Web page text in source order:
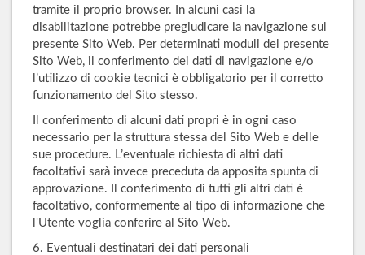
tramite il proprio browser. In alcuni casi la
disabilitazione potrebbe pregiudicare la navigazione sul
presente Sito Web. Per determinati moduli del presente
Sito Web, il conferimento dei dati di navigazione e/o
l’utilizzo di cookie tecnici è obbligatorio per il corretto
funzionamento del Sito stesso.
Il conferimento di alcuni dati propri è in ogni caso
necessario per la struttura stessa del Sito Web e delle
sue procedure. L’eventuale richiesta di altri dati
facoltativi sarà invece preceduta da apposita spunta di
approvazione. Il conferimento di tutti gli altri dati è
facoltativo, conformemente al tipo di informazione che
l'Utente voglia conferire al Sito Web.
6. Eventuali destinatari dei dati personali